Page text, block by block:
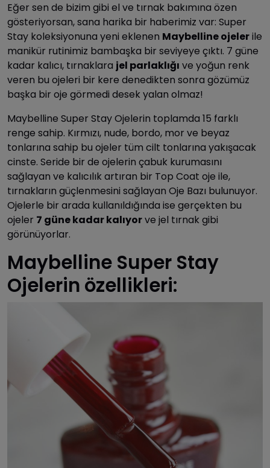
Eğer sen de bizim gibi el ve tırnak bakımına özen
gösteriyorsan, sana harika bir haberimiz var: Super
Stay koleksiyonuna yeni eklenen Maybelline ojelerile
manikür rutinimiz bambaşka bir seviyeye çıktı. 7 güne
kadar kalıcı, tırnaklara jel parlaklığı ve yoğun renk
veren bu ojeleri bir kere denedikten sonra gözümüz
başka bir oje görmedi desek yalan olmaz!
Maybelline Super Stay Ojelerin toplamda 15 farklı
renge sahip. Kırmızı, nude, bordo, mor ve beyaz
tonlarına sahip bu ojeler tüm cilt tonlarına yakışacak
cinste. Seride bir de ojelerin çabuk kurumasını
sağlayan ve kalıcılık artıran bir Top Coat oje ile,
tırnakların güçlenmesini sağlayan Oje Bazı bulunuyor.
Ojelerle bir arada kullanıldığında ise gerçekten bu
ojeler 7 güne kadar kalıyorve jel tırnak gibi
görünüyorlar.
Maybelline Super Stay
Ojelerin özellikleri: